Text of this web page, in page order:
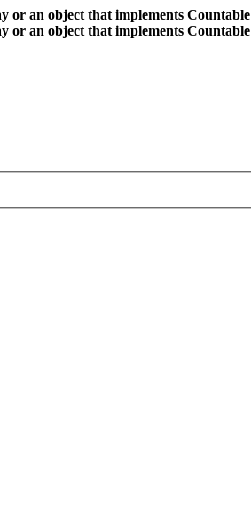
or an object that implements Countable
or an object that implements Countable